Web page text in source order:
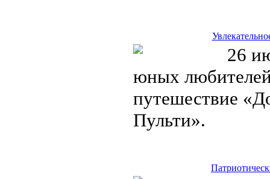
26
юных
путешествие
Пульти».